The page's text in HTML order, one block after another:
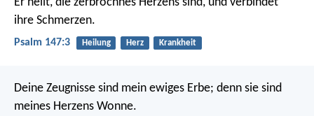
ihre Schmerzen.
Psalm 147:3 Heilung Herz Krankheit
Deine Zeugnisse sind mein ewiges Erbe; denn sie sind
meines Herzens Wonne.